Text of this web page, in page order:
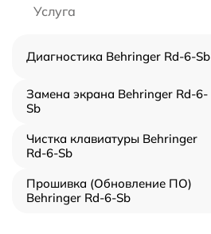
Услуга
Диагностика Behringer Rd-6-Sb
Замена экрана Behringer Rd-6-
Sb
Чистка клавиатуры Behringer
Rd-6-Sb
Прошивка (Обновление ПО)
Behringer Rd-6-Sb